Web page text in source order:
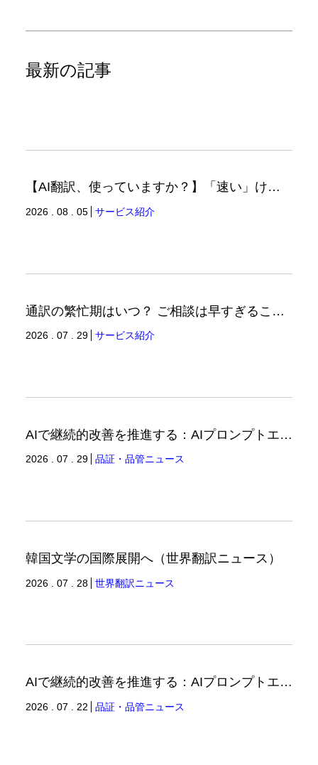
最新の記事
【AI翻訳、使っていますか？】「速い」けど「正しい」は別の話（翻訳ブログ）
2026 . 08 . 05 サービス紹介
通訳の繁忙期はいつ？ ご相談は早すぎることはありません。（通訳ブログ）
2026 . 07 . 29 サービス紹介
AIで継続的改善を推進する：AIプロンプトエンジニアリングへの品質思考の適用-3（品証品管ニュース）
2026 . 07 . 29 品証・品管ニュース
韓国文学の国際展開へ（世界翻訳ニュース）
2026 . 07 . 28 世界翻訳ニュース
AIで継続的改善を推進する：AIプロンプトエンジニアリングへの品質思考の適用-2（品証品管ニュース）
2026 . 07 . 22 品証・品管ニュース